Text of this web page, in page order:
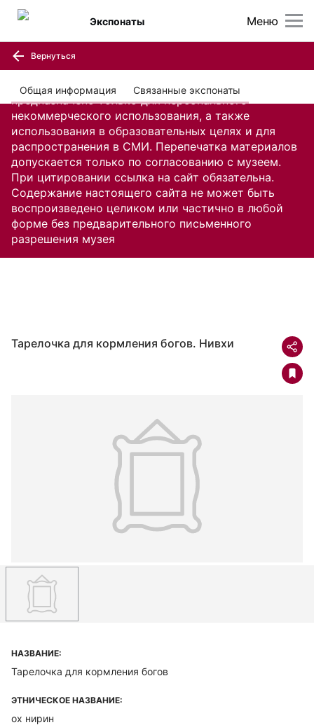
Содержание настоящего сайта, включая все
изображения и текстовую информацию,
предназначено только для персонального
некоммерческого использования, а также
использования в образовательных целях и для
распространения в СМИ. Перепечатка материалов
допускается только по согласованию с музеем.
При цитировании ссылка на сайт обязательна.
Содержание настоящего сайта не может быть
воспроизведено целиком или частично в любой
форме без предварительного письменного
разрешения музея
Меню
Экспонаты
Вернуться
Общая информация Связанные экспонаты
Тарелочка для кормления богов. Нивхи
НАЗВАНИЕ:
Тарелочка для кормления богов
ЭТНИЧЕСКОЕ НАЗВАНИЕ:
ох нирин